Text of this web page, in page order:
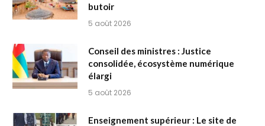
butoir
5 août 2026
Conseil des ministres : Justice
consolidée, écosystème numérique
élargi
5 août 2026
Enseignement supérieur : Le site de